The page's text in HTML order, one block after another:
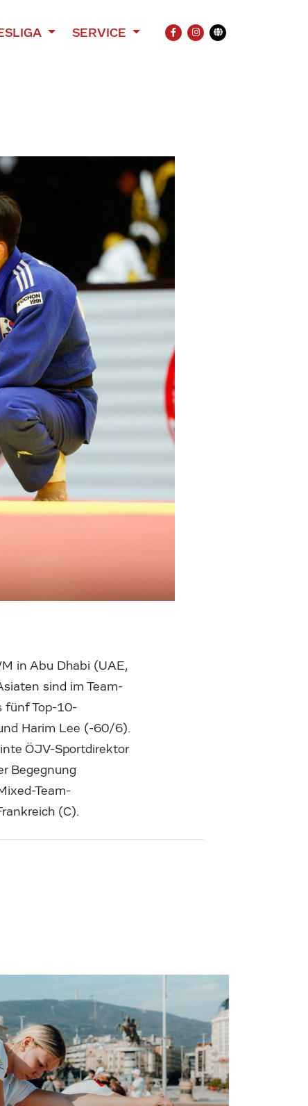
SERVICE
FACEBOOK
INSTAGRAM
Übersetzung
in Abu Dhabi (UAE,
sind im Team-
fünf Top-10-
Harim Lee (-60/6).
ÖJV-Sportdirektor
Begegnung
Team-
(C).